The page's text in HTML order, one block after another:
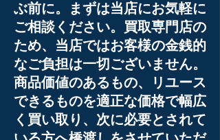
ぶ前に。まずは当店にお気軽に
ご相談ください。買取専門店の
ため、当店ではお客様の金銭的
なご負担は一切ございません。
商品価値のあるもの、リユース
できるものを適正な価格で幅広
く買い取り、次に必要とされて